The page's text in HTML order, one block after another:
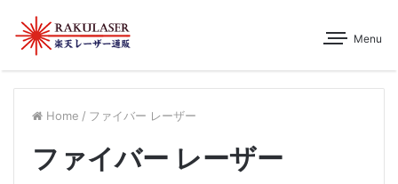
Menu
Home / ファイバー レーザー
ファイバー レーザー